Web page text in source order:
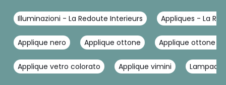
Illuminazioni - La Redoute Interieurs Appliques - La
Applique nero Applique ottone Applique ottone e
Applique vetro colorato Applique vimini Lampada